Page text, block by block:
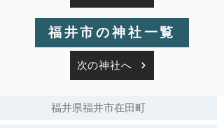
福井市の神社一覧
次の神社へ
福井県福井市在田町